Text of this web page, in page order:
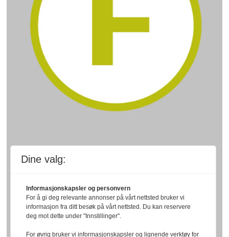
Dine valg:
Informasjonskapsler og personvern
For å gi deg relevante annonser på vårt nettsted bruker vi
informasjon fra ditt besøk på vårt nettsted. Du kan reservere
deg mot dette under "Innstillinger".
For øvrig bruker vi informasjonskapsler og lignende verktøy for